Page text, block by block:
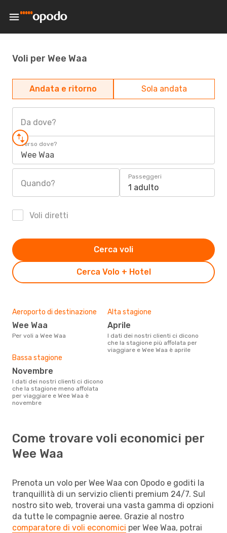
Voli per Wee Waa
Andata e ritorno Sola andata
Da dove?
Verso dove?
Wee Waa
Quando?
Passeggeri
1 adulto
Voli diretti
Cerca Volo + Hotel
Cerca voli
Aeroporto di destinazione
Wee Waa
Per voli a Wee Waa
Alta stagione
aprile
I dati dei nostri clienti ci dicono
che la stagione più affolata per
viaggiare e Wee Waa è aprile
Bassa stagione
novembre
I dati dei nostri clienti ci dicono
che la stagione meno affolata
per viaggiare e Wee Waa è
novembre
Come trovare voli economici per
Wee Waa
Prenota un volo per Wee Waa con Opodo e goditi la
tranquillità di un servizio clienti premium 24/7. Sul
nostro sito web, troverai una vasta gamma di opzioni
da tutte le compagnie aeree. Grazie al nostro
comparatore di voli economici per Wee Waa, potrai